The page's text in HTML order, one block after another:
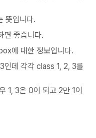
뜻입니다.
면 좋습니다.
에 대한 정보입니다.
인데 각각 class 1, 2, 3를
1, 3은 0이 되고 2만 1이